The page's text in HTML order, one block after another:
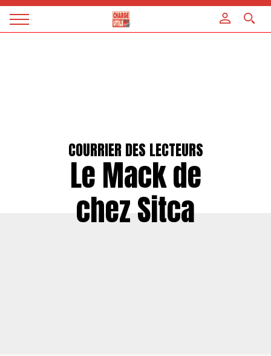
Magazine
COURRIER DES LECTEURS
Le Mack de
chez Sitca
Panneau de gestion des cookies